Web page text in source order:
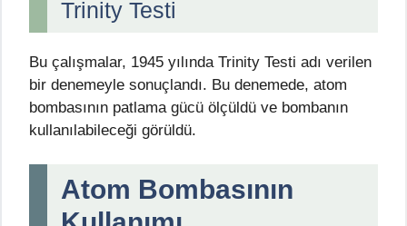
Trinity Testi
Bu çalışmalar, 1945 yılında Trinity Testi adı verilen
bir denemeyle sonuçlandı. Bu denemede, atom
bombasının patlama gücü ölçüldü ve bombanın
kullanılabileceği görüldü.
Atom Bombasının